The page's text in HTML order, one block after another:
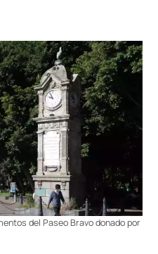
del Paseo Bravo donado por